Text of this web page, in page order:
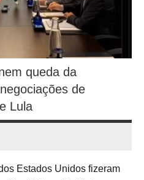
queda da
de
Lula
Estados Unidos fizeram